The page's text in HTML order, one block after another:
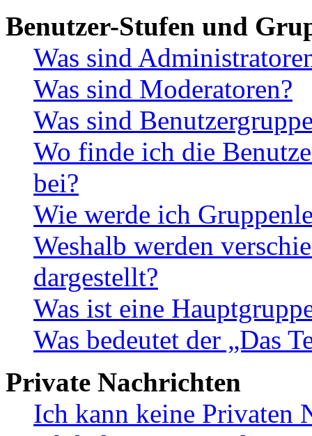
Benutzer-Stufen und
Was sind
Was sind Moderatoren?
Was sind
Wo finde ich die
bei?
Wie werde ich
Weshalb werden
dargestellt?
Was ist eine
Was bedeutet der „Das
Private Nachrichten
Ich kann keine Privaten